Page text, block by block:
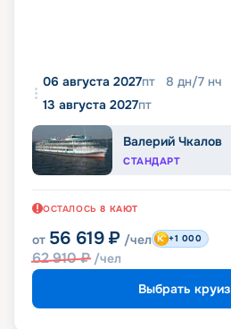
06 августа 2027пт 8 дн/7 нч
13 августа 2027пт
Валерий Чкалов
СТАНДАРТ
ОСТАЛОСЬ 8 КАЮТ
от 56 619 ₽ /чел
62 910₽ /чел
+1 000
Выбрать круиз